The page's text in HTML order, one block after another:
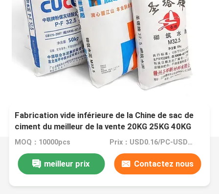
Fabrication vide inférieure de la Chine de sac de
ciment du meilleur de la vente 20KG 25KG 40KG
50KG pp bloc de valve
MOQ：10000pcs Prix：USD0.16/PC-USD0.18/PC
meilleur prix Contactez nous